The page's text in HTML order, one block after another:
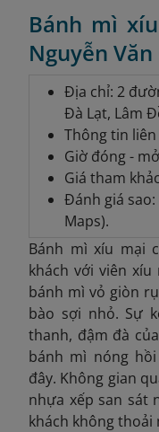
Bánh mì
Nguyễn
Địa chỉ: 2
Đà Lạt, Lâm
Thông tin liên
Giờ đóng -
Giá tham
Đánh giá sao:
Maps).
Bánh mì xíu mại
khách với viên
bánh mì vỏ giòn
bào sợi nhỏ. Sự
thanh, đậm đà
bánh mì nóng
đây. Không gian
nhựa xếp san sát
khách không thoải